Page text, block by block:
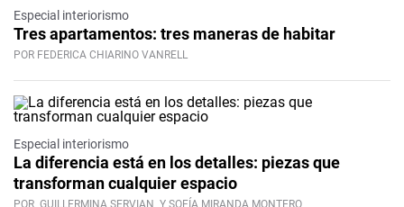
Especial interiorismo
Tres apartamentos: tres maneras de habitar
POR FEDERICA CHIARINO VANRELL
Especial interiorismo
La diferencia está en los detalles: piezas que
transforman cualquier espacio